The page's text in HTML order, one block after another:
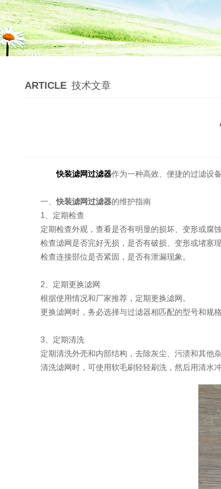
ARTICLE 技术文章
快装滤网过滤器作为一种高效、便捷的过滤设
一、快装滤网过滤器的维护指南
1、定期检查
定期检查外观，查看是否有明显的损坏、变形或腐
检查滤网是否完好无损，是否有破损、变形或堵塞
检查连接部位是否紧固，是否有泄漏现象。
2、定期更换滤网
根据使用情况和厂家推荐，定期更换滤网。
更换滤网时，务必选择与过滤器相匹配的型号和规
3、定期清洗
定期清洗外壳和内部结构，去除灰尘、污渍和其他
清洗滤网时，可使用软毛刷轻轻刷洗，然后用清水